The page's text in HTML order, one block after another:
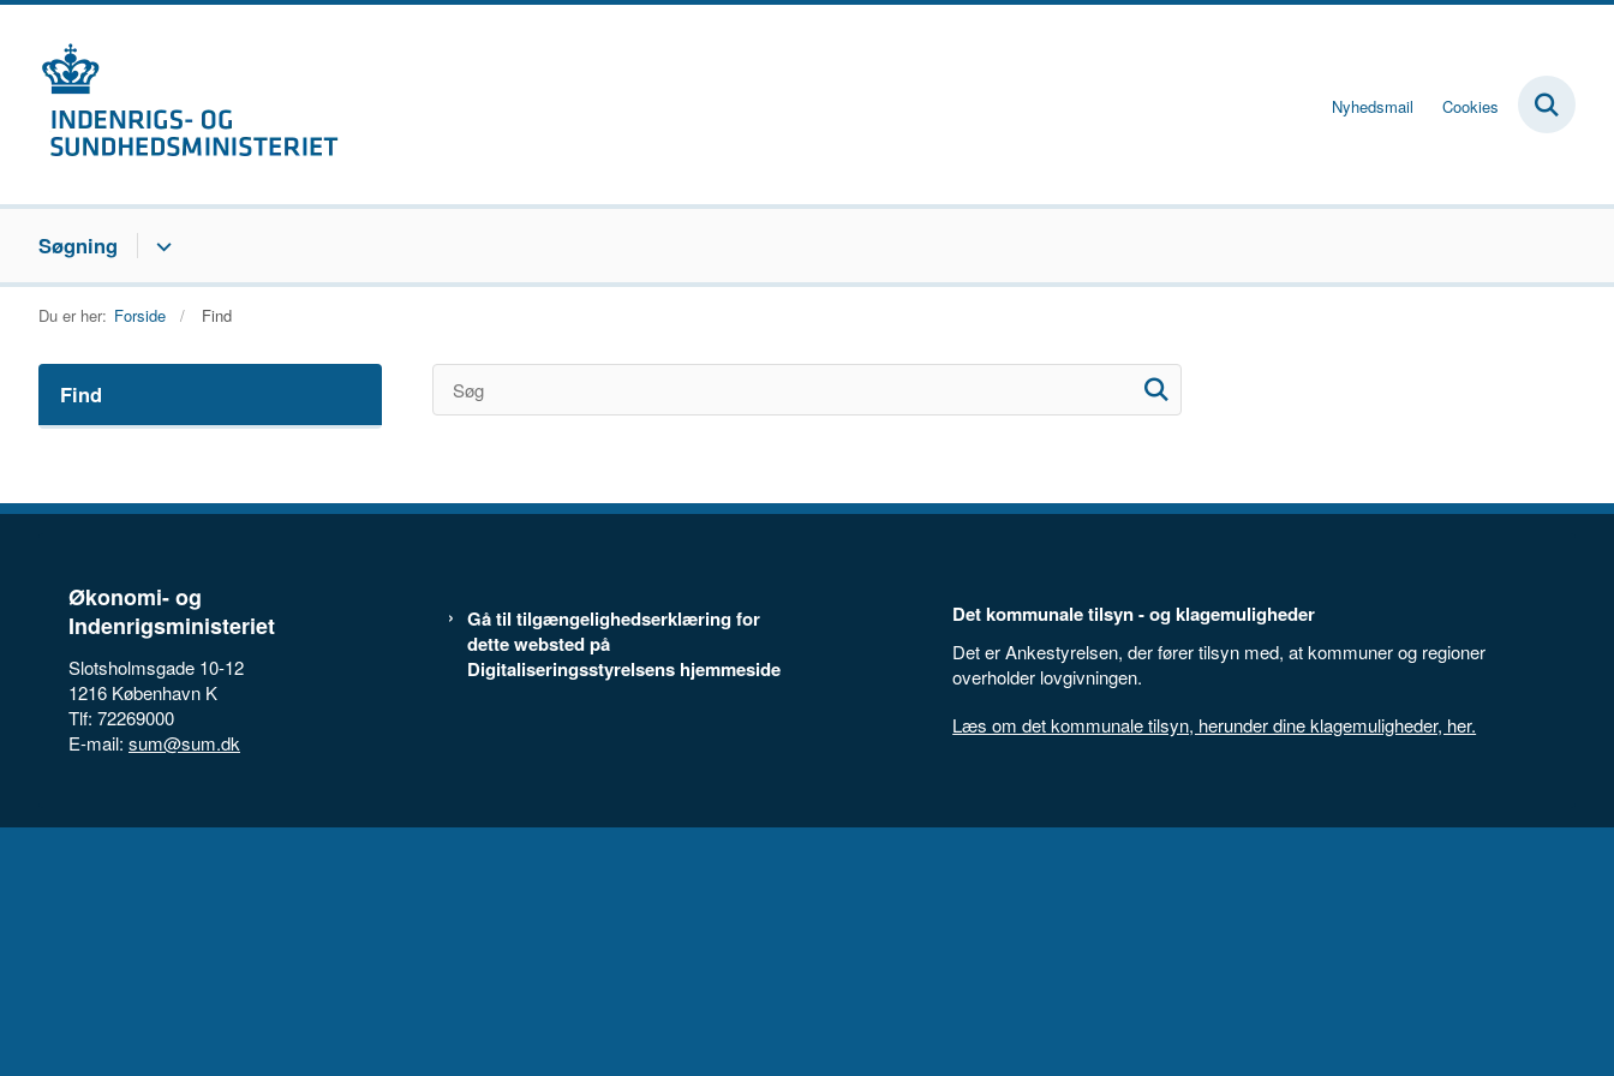
Nyhedsmail Cookies
Søgning
Du er her: Forside Find
Find
Økonomi- og
Indenrigsministeriet
Slotsholmsgade 10-12
1216 København K
Tlf: 72269000
E-mail: sum@sum.dk
Gå til tilgængelighedserklæring for
dette websted på
Digitaliseringsstyrelsens hjemmeside
Det kommunale tilsyn - og klagemuligheder
Det er Ankestyrelsen, der fører tilsyn med, at kommuner og regioner
overholder lovgivningen.
Læs om det kommunale tilsyn, herunder dine klagemuligheder, her.